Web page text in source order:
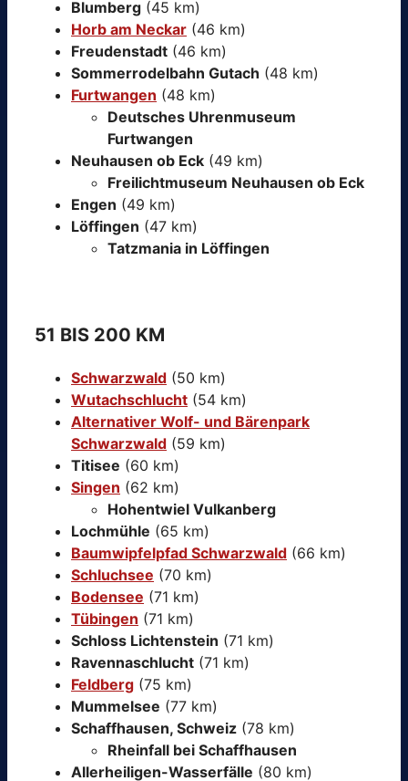
Blumberg (45 km)
Horb am Neckar (46 km)
Freudenstadt (46 km)
Sommerrodelbahn Gutach (48 km)
Furtwangen (48 km)
Deutsches Uhrenmuseum
Furtwangen
Neuhausen ob Eck (49 km)
Freilichtmuseum Neuhausen ob Eck
Engen (49 km)
Löffingen (47 km)
Tatzmania in Löffingen
51 BIS 200 KM
Schwarzwald (50 km)
Wutachschlucht (54 km)
Alternativer Wolf- und Bärenpark
Schwarzwald (59 km)
Titisee (60 km)
Singen (62 km)
Hohentwiel Vulkanberg
Lochmühle (65 km)
Baumwipfelpfad Schwarzwald (66 km)
Schluchsee (70 km)
Bodensee (71 km)
Tübingen (71 km)
Schloss Lichtenstein (71 km)
Ravennaschlucht (71 km)
Feldberg (75 km)
Mummelsee (77 km)
Schaffhausen, Schweiz (78 km)
Rheinfall bei Schaffhausen
Allerheiligen-Wasserfälle (80 km)